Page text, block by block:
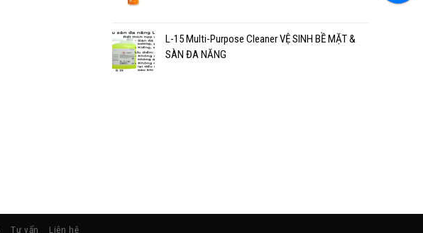
L-15 Multi-Purpose Cleaner VỆ SINH BỀ MẶT &
SÀN ĐA NĂNG
Tư vấn Liên hệ